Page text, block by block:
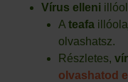
Vírus elleni
A teafa
olvashatsz.
Részletes,
olvashatod el